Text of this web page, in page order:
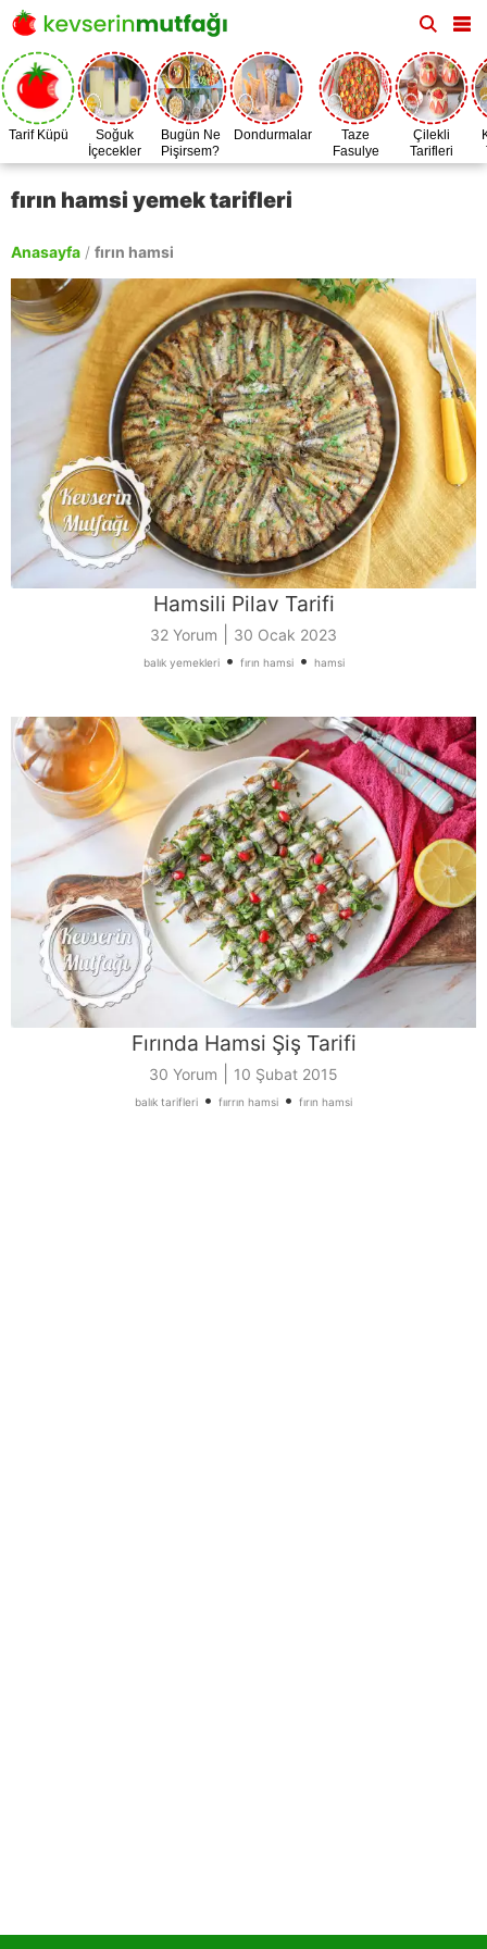
Tarif Küpü
Soğuk
İçecekler
Bugün Ne
Pişirsem?
Dondurmalar
Taze
Fasulye
Zamanı
Çilekli
Tarifleri
fırın hamsi yemek tarifleri
Anasayfa / fırın hamsi
Hamsili Pilav Tarifi
32 Yorum 30 Ocak 2023
balık yemekleri• fırın hamsi• hamsi
Fırında Hamsi Şiş Tarifi
30 Yorum 10 Şubat 2015
balık tarifleri • fıırrın hamsi • fırın hamsi